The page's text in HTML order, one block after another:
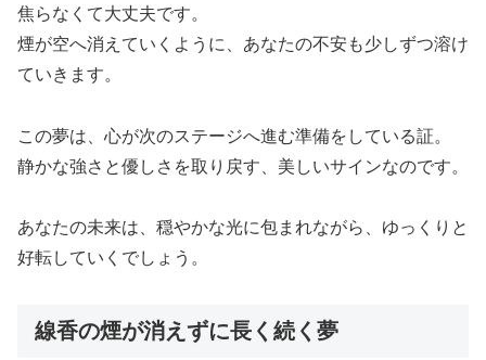
焦らなくて大丈夫です。
煙が空へ消えていくように、あなたの不安も少しずつ溶け
ていきます。
この夢は、心が次のステージへ進む準備をしている証。
静かな強さと優しさを取り戻す、美しいサインなのです。
あなたの未来は、穏やかな光に包まれながら、ゆっくりと
好転していくでしょう。
線香の煙が消えずに長く続く夢